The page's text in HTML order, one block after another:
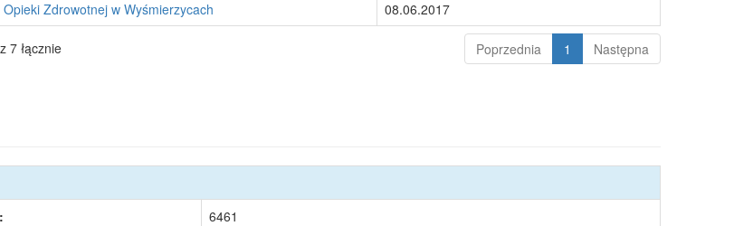
Opieki Zdrowotnej w Wyśmierzycach
08.06.2017
7 łącznie Poprzednia 1 Następna
6461